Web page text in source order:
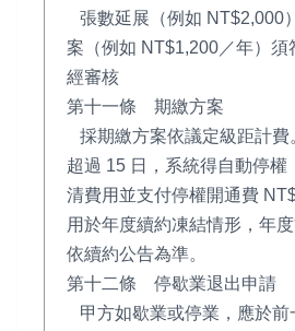
張數延展（例如 NT$2,000
案（例如 NT$1,200／年）須
經審核
第十一條 期繳方案
採期繳方案依議定級距計費
超過 15 日，系統得自動停權
清費用並支付停權開通費
用於年度續約凍結情形，年
依續約公告為準。
第十二條 停歇業退出申請
甲方如歇業或停業，應於前